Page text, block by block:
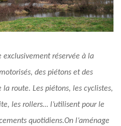
exclusivement réservée à la
des piétons et des
route. Les piétons, les cyclistes,
les rollers… l’utilisent pour le
quotidiens.On l’aménage